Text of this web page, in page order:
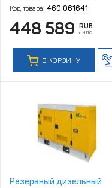
Код товара: 460.061641
448 589 RUB
с НДС
В КОРЗИНУ
Резервный дизельный